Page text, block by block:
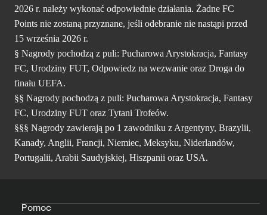
2026 r. należy wykonać odpowiednie działania. Żadne FC
Points nie zostaną przyznane, jeśli odebranie nie nastąpi przed
15 września 2026 r.
§ Nagrody pochodzą z puli: Pucharowa Arystokracja, Fantasy
FC, Urodziny FUT, Odpowiedz na wezwanie oraz Droga do
finału UEFA.
§§ Nagrody pochodzą z puli: Pucharowa Arystokracja, Fantasy
FC, Urodziny FUT oraz Tytani Trofeów.
§§§ Nagrody zawierają po 1 zawodniku z Argentyny, Brazylii,
Kanady, Anglii, Francji, Niemiec, Meksyku, Niderlandów,
Portugalii, Arabii Saudyjskiej, Hiszpanii oraz USA.
Pomoc